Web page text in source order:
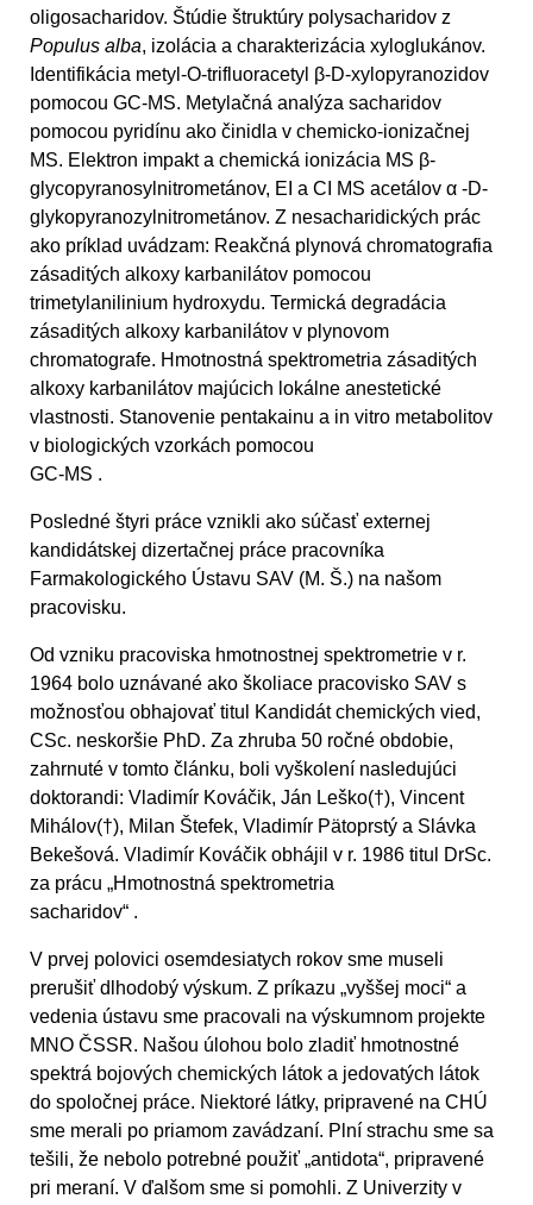
oligosacharidov. Štúdie štruktúry polysacharidov z
Populus alba, izolácia a charakterizácia xyloglukánov.
Identifikácia metyl-O-trifluoracetyl β-D-xylopyranozidov
pomocou GC-MS. Metylačná analýza sacharidov
pomocou pyridínu ako činidla v chemicko-ionizačnej
MS. Elektron impakt a chemická ionizácia MS β-
glycopyranosylnitrometánov, EI a CI MS acetálov α -D-
glykopyranozylnitrometánov. Z nesacharidických prác
ako príklad uvádzam: Reakčná plynová chromatografia
zásaditých alkoxy karbanilátov pomocou
trimetylanilinium hydroxydu. Termická degradácia
zásaditých alkoxy karbanilátov v plynovom
chromatografe. Hmotnostná spektrometria zásaditých
alkoxy karbanilátov majúcich lokálne anestetické
vlastnosti. Stanovenie pentakainu a in vitro metabolitov
v biologických vzorkách pomocou
GC-MS .
Posledné štyri práce vznikli ako súčasť externej
kandidátskej dizertačnej práce pracovníka
Farmakologického Ústavu SAV (M. Š.) na našom
pracovisku.
Od vzniku pracoviska hmotnostnej spektrometrie v r.
1964 bolo uznávané ako školiace pracovisko SAV s
možnosťou obhajovať titul Kandidát chemických vied,
CSc. neskoršie PhD. Za zhruba 50 ročné obdobie,
zahrnuté v tomto článku, boli vyškolení nasledujúci
doktorandi: Vladimír Kováčik, Ján Leško(†), Vincent
Mihálov(†), Milan Štefek, Vladimír Pätoprstý a Slávka
Bekešová. Vladimír Kováčik obhájil v r. 1986 titul DrSc.
za prácu „Hmotnostná spektrometria
sacharidov“ .
V prvej polovici osemdesiatych rokov sme museli
prerušiť dlhodobý výskum. Z príkazu „vyššej moci“ a
vedenia ústavu sme pracovali na výskumnom projekte
MNO ČSSR. Našou úlohou bolo zladiť hmotnostné
spektrá bojových chemických látok a jedovatých látok
do spoločnej práce. Niektoré látky, pripravené na CHÚ
sme merali po priamom zavádzaní. Plní strachu sme sa
tešili, že nebolo potrebné použiť „antidota“, pripravené
pri meraní. V ďalšom sme si pomohli. Z Univerzity v